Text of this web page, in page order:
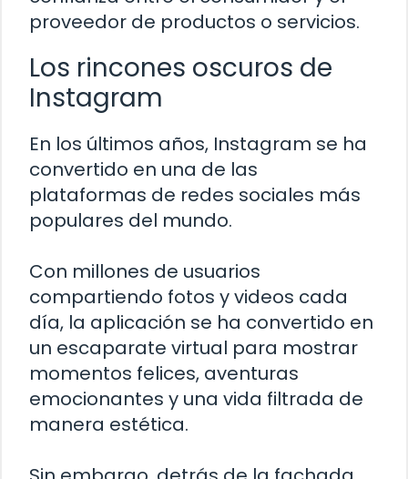
proveedor de productos o servicios.
Los rincones oscuros de
Instagram
En los últimos años, Instagram se ha
convertido en una de las
plataformas de redes sociales más
populares del mundo.
Con millones de usuarios
compartiendo fotos y videos cada
día, la aplicación se ha convertido en
un escaparate virtual para mostrar
momentos felices, aventuras
emocionantes y una vida filtrada de
manera estética.